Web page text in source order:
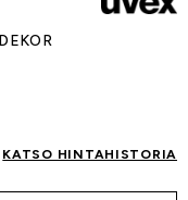
KATSO HINTAHISTORIA